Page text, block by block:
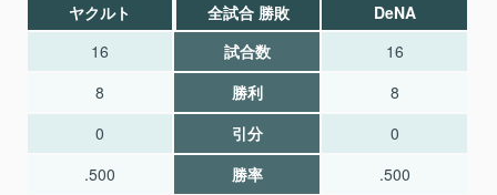
ヤクルト 全試合 勝敗
DeNA
16
試合数
16
8
勝利
8
0
引分
0
.500
勝率 .500